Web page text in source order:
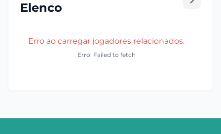
Elenco
Erro ao carregar jogadores relacionados.
Erro: Failed to fetch